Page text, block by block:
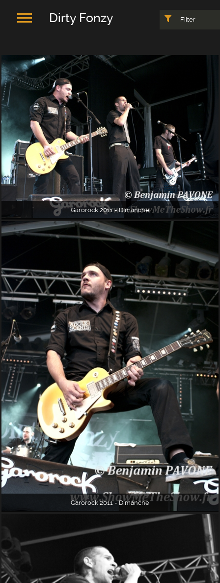
Dirty Fonzy Filter
Garorock 2011 - Dimanche
Garorock 2011 - Dimanche